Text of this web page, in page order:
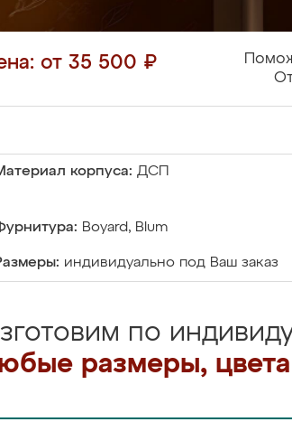
от 35 500 ₽
корпуса: ДСП
Boyard, Blum
индивидуально под Ваш заказ
по
размеры,